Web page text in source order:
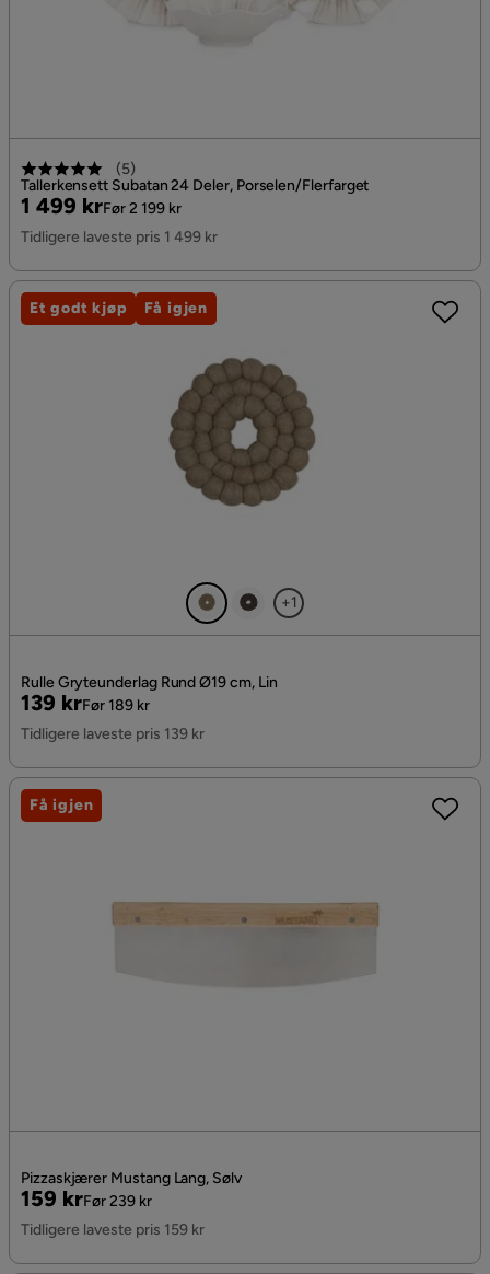
(5)
Tallerkensett Subatan 24 Deler, Porselen/Flerfarget
Pris
1 499 kr
Original
Pris
Før 2 199 kr
Tidligere laveste pris 1 499 kr
+1
Rulle Gryteunderlag Rund Ø19 cm, Lin
Pris
139 kr
Original
Pris
Før 189 kr
Tidligere laveste pris 139 kr
Et godt kjøp Få igjen
Pizzaskjærer Mustang Lang, Sølv
Pris
159 kr
Original
Pris
Før 239 kr
Tidligere laveste pris 159 kr
Få igjen